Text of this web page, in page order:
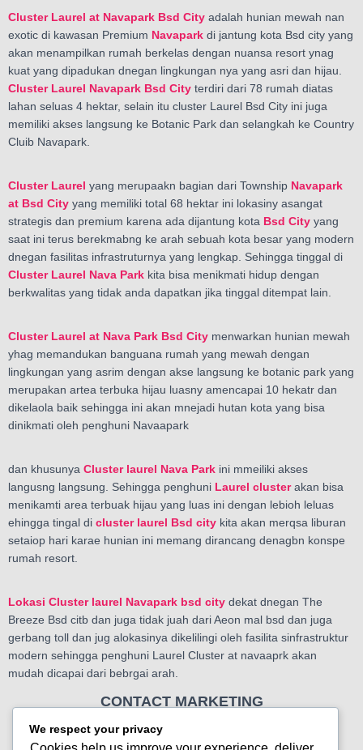
Cluster Laurel at Navapark Bsd City adalah hunian mewah nan
exotic di kawasan Premium Navapark di jantung kota Bsd city yang
akan menampilkan rumah berkelas dengan nuansa resort ynag
kuat yang dipadukan dnegan lingkungan nya yang asri dan hijau.
Cluster Laurel Navapark Bsd City terdiri dari 78 rumah diatas
lahan seluas 4 hektar, selain itu cluster Laurel Bsd City ini juga
memiliki akses langsung ke Botanic Park dan selangkah ke Country
Cluib Navapark.
Cluster Laurel yang merupaakn bagian dari Township Navapark
at Bsd City yang memiliki total 68 hektar ini lokasiny asangat
strategis dan premium karena ada dijantung kota Bsd City yang
saat ini terus berekmabng ke arah sebuah kota besar yang modern
dnegan fasilitas infrastruturnya yang lengkap. Sehingga tinggal di
Cluster Laurel Nava Park kita bisa menikmati hidup dengan
berkwalitas yang tidak anda dapatkan jika tinggal ditempat lain.
Cluster Laurel at Nava Park Bsd City menwarkan hunian mewah
yhag memandukan banguana rumah yang mewah dengan
lingkungan yang asrim dengan akse langsung ke botanic park yang
merupakan artea terbuka hijau luasny amencapai 10 hekatr dan
dikelaola baik sehingga ini akan mnejadi hutan kota yang bisa
dinikmati oleh penghuni Navaapark
dan khusunya Cluster laurel Nava Park ini mmeiliki akses
langusng langsung. Sehingga penghuni Laurel clusterakan bisa
menikamti area terbuak hijau yang luas ini dengan lebioh leluas
ehingga tingal di cluster laurel Bsd city kita akan merqsa liburan
setaiop hari karae hunian ini memang dirancang denagbn konspe
rumah resort.
Lokasi Cluster laurel Navapark bsd city dekat dnegan The
Breeze Bsd citb dan juga tidak juah dari Aeon mal bsd dan juga
gerbang toll dan jug alokasinya dikelilingi oleh fasilita sinfrastruktur
modern sehingga penghuni Laurel Cluster at navaaprk akan
mudah dicapai dari bebrgai arah.
CONTACT MARKETING
0812-12-888-000
We respect your privacy